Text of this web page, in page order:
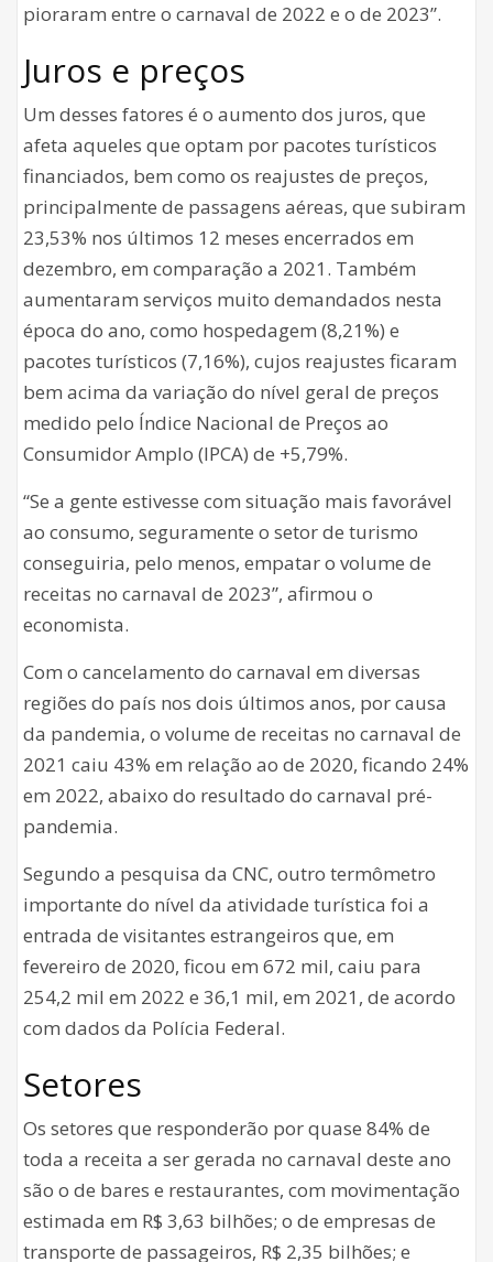
pioraram entre o carnaval de 2022 e o de 2023”.
Juros e preços
Um desses fatores é o aumento dos juros, que
afeta aqueles que optam por pacotes turísticos
financiados, bem como os reajustes de preços,
principalmente de passagens aéreas, que subiram
23,53% nos últimos 12 meses encerrados em
dezembro, em comparação a 2021. Também
aumentaram serviços muito demandados nesta
época do ano, como hospedagem (8,21%) e
pacotes turísticos (7,16%), cujos reajustes ficaram
bem acima da variação do nível geral de preços
medido pelo Índice Nacional de Preços ao
Consumidor Amplo (IPCA) de +5,79%.
“Se a gente estivesse com situação mais favorável
ao consumo, seguramente o setor de turismo
conseguiria, pelo menos, empatar o volume de
receitas no carnaval de 2023”, afirmou o
economista.
Com o cancelamento do carnaval em diversas
regiões do país nos dois últimos anos, por causa
da pandemia, o volume de receitas no carnaval de
2021 caiu 43% em relação ao de 2020, ficando 24%
em 2022, abaixo do resultado do carnaval pré-
pandemia.
Segundo a pesquisa da CNC, outro termômetro
importante do nível da atividade turística foi a
entrada de visitantes estrangeiros que, em
fevereiro de 2020, ficou em 672 mil, caiu para
254,2 mil em 2022 e 36,1 mil, em 2021, de acordo
com dados da Polícia Federal.
Setores
Os setores que responderão por quase 84% de
toda a receita a ser gerada no carnaval deste ano
são o de bares e restaurantes, com movimentação
estimada em R$ 3,63 bilhões; o de empresas de
transporte de passageiros, R$ 2,35 bilhões; e